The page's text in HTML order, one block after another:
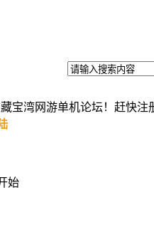
宝湾网游单机论坛！赶快注
始